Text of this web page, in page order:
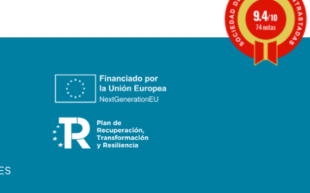
9.4/10
74 notas